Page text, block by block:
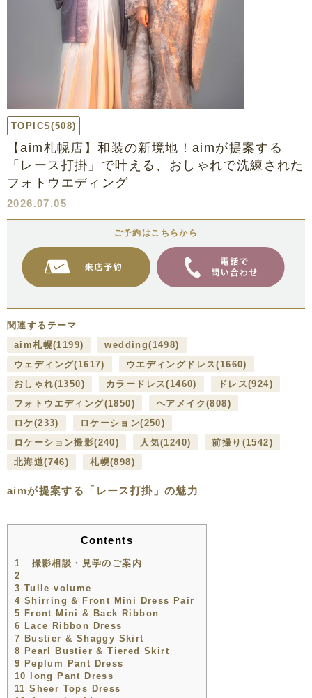
TOPICS(508)
【aim札幌店】和装の新境地！aimが提案する
「レース打掛」で叶える、おしゃれで洗練された
フォトウエディング
2026.07.05
ご予約はこちらから
関連するテーマ
aim札幌(1199) wedding(1498)
ウェディング(1617) ウエディングドレス(1660)
おしゃれ(1350) カラードレス(1460) ドレス(924)
フォトウエディング(1850) ヘアメイク(808)
ロケ(233) ロケーション(250)
ロケーション撮影(240) 人気(1240) 前撮り (1542)
北海道(746) 札幌(898)
aimが提案する「レース打掛」の魅力
Contents
1 撮影相談・見学のご案内
2
3 Tulle volume
4 Shirring & Front Mini Dress Pair
5 Front Mini & Back Ribbon
6 Lace Ribbon Dress
7 Bustier & Shaggy Skirt
8 Pearl Bustier & Tiered Skirt
9 Peplum Pant Dress
10
long Pant Dress
11 Sheer Tops Dress